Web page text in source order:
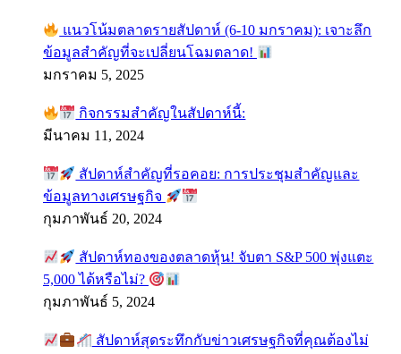
แนวโน้มตลาดรายสัปดาห์ (6-10 มกราคม): เจาะลึก
ข้อมูลสำคัญที่จะเปลี่ยนโฉมตลาด!
มกราคม 5, 2025
กิจกรรมสำคัญในสัปดาห์นี้:
มีนาคม 11, 2024
สัปดาห์สำคัญที่รอคอย: การประชุมสำคัญและ
ข้อมูลทางเศรษฐกิจ
กุมภาพันธ์ 20, 2024
สัปดาห์ทองของตลาดหุ้น! จับตา S&P 500 พุ่งแตะ
5,000 ได้หรือไม่?
กุมภาพันธ์ 5, 2024
สัปดาห์สุดระทึกกับข่าวเศรษฐกิจที่คุณต้องไม่